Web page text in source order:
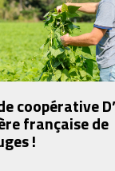
coopérative
française de
!